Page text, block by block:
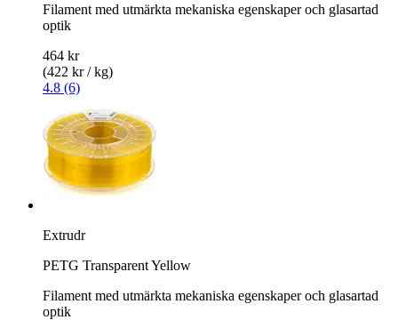
Filament med utmärkta mekaniska egenskaper och glasartad
optik
464 kr
(422 kr / kg)
4.8 (6)
Extrudr
PETG Transparent Yellow
Filament med utmärkta mekaniska egenskaper och glasartad
optik